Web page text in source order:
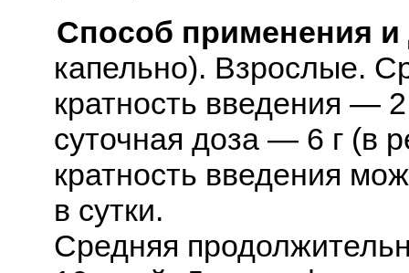
Способ применения
капельно). Взрослые.
кратность введения —
суточная доза — 6 г (в
кратность введения
в сутки.
Средняя